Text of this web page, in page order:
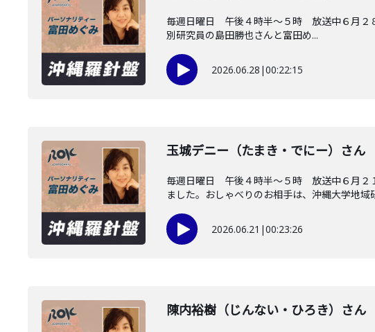
毎週日曜日 午後４時半～５時 放送中６月２
別研究員の島田勝也さんと富田め...
2026.06.28 |00:22:15
玉城デニー（たまき・でにー）さん
毎週日曜日 午後４時半～５時 放送中６月２
ました。おしゃべりのお相手は、沖縄大学地域
2026.06.21 |00:23:26
陳内裕樹（じんない・ひろき）さん